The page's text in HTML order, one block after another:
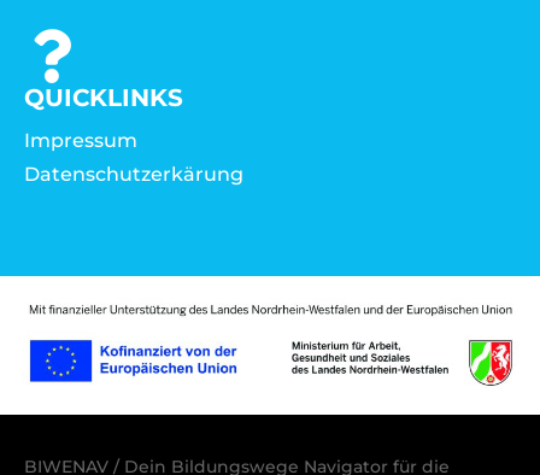
QUICKLINKS
Impressum
Datenschutzerkärung
BIWENAV / Dein Bildungswege Navigator für die